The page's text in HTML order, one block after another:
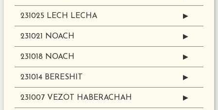
231025 LECH LECHA ▶
231021 NOACH ▶
231018 NOACH ▶
231014 BERESHIT ▶
231007 VEZOT HABERACHAH ▶